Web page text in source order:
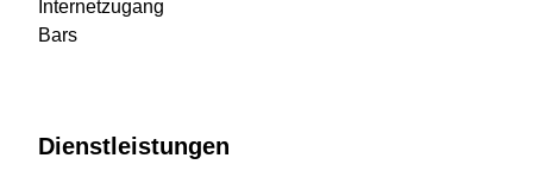
Internetzugang
Bars
Dienstleistungen